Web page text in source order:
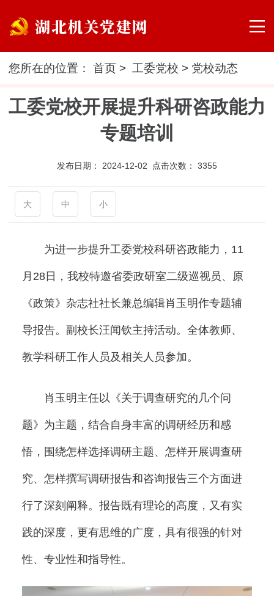
您所在的位置：首页 > 工委党校 > 党校动态
工委党校开展提升科研咨政能力
专题培训
发布日期： 2024-12-02 点击次数： 3355
大 中 小
为进一步提升工委党校科研咨政能力， 11
月28日，我校特邀省委政研室二级巡视员、原
《政策》杂志社社长兼总编辑肖玉明作专题辅
导报告。副校长汪闻钦主持活动。全体教师、
教学科研工作人员及相关人员参加。
肖玉明主任以《关于调查研究的几个问
题》为主题，结合自身丰富的调研经历和感
悟，围绕怎样选择调研主题、怎样开展调查研
究、怎样撰写调研报告和咨询报告三个方面进
行了深刻阐释。报告既有理论的高度，又有实
践的深度，更有思维的广度，具有很强的针对
性、专业性和指导性。